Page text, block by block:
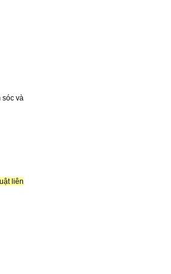
sóc và
liên